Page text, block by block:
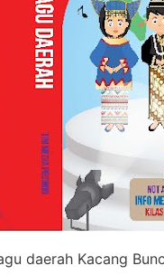
daerah Kacang